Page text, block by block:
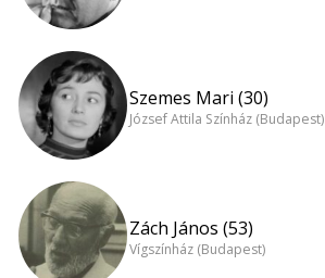
Szemes Mari (30)
József Attila Színház (Budapest)
Zách János (53)
Vígszínház (Budapest)